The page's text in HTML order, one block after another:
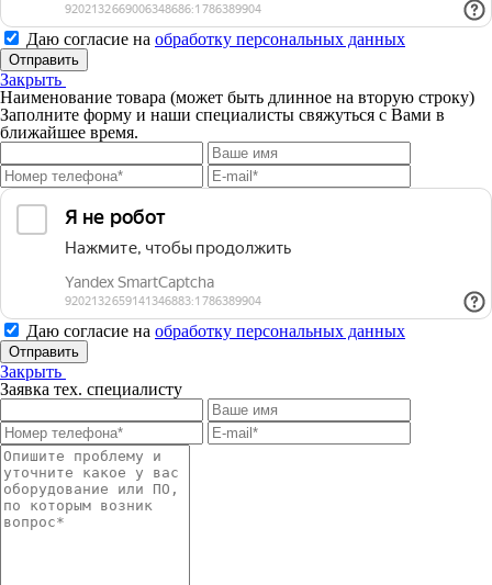
Даю согласие на обработку персональных данных
Отправить
Закрыть
Наименование товара (может быть длинное на вторую строку)
Заполните форму и наши специалисты свяжуться с Вами в
ближайшее время.
Даю согласие на обработку персональных данных
Отправить
Закрыть
Заявка тех. специалисту